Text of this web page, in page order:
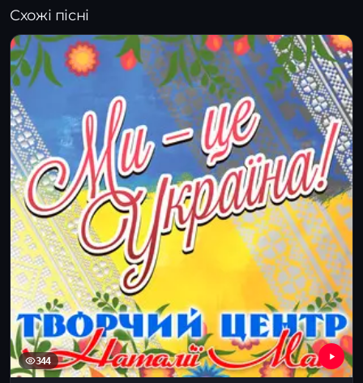
Схожі пісні
344